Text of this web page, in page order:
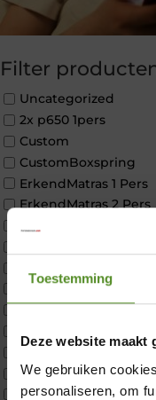
Toestemming
Deze website maakt
We gebruiken
personaliseren, om
Filter
Uncategorized
2x p650 1pers
Custom
CustomBoxspring
ErkendMatras 1 Pers
ErkendMatras 2 Pers
p350 1 Pers
p350 2 Pers
P650 25cm
P650 Twijfelaar